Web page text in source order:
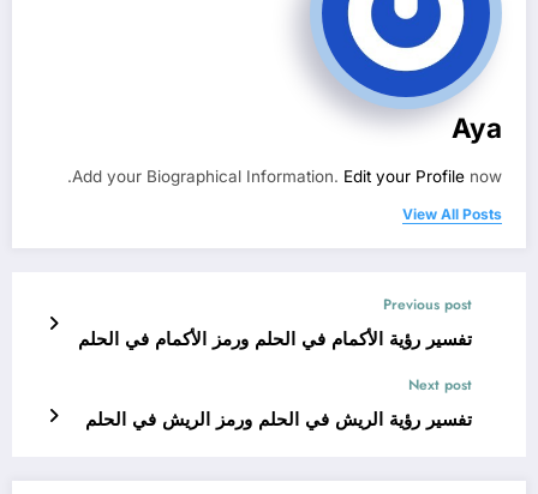
Aya
Add your Biographical Information. Edit your Profile now.
View All Posts
Previous post
تفسير رؤية الأكمام في الحلم ورمز الأكمام في الحلم
Next post
تفسير رؤية الريش في الحلم ورمز الريش في الحلم